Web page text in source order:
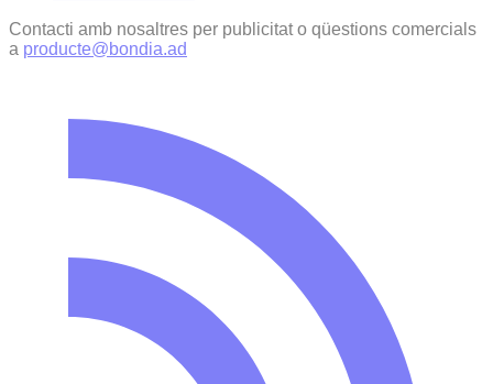
Contacti amb nosaltres per publicitat o qüestions comercials
a producte@bondia.ad